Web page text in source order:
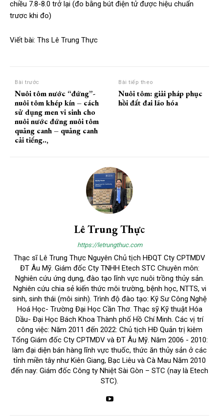
chiều 7.8-8.0 trở lại (đo bằng bút điện tử được hiệu chuẩn
trươc khi đo)
Viết bài: Ths Lê Trung Thực
Bài trước
Nuôi tôm nước “đứng”-
nuôi tôm khép kín – cách
sử dụng men vi sinh cho
nuôi nước đứng nuôi tôm
quảng canh – quảng canh
cải tiếng..,
Bài tiếp theo
Nuôi tôm: giải pháp phục
hồi đất đai lão hóa
Lê Trung Thực
https://letrungthuc.com
Thạc sĩ Lê Trung Thực Nguyên Chủ tịch HĐQT Cty CPTMDV
ĐT Âu Mỹ. Giám đốc Cty TNHH Etech STC Chuyên môn:
Nghiên cứu ứng dụng, đào tạo lĩnh vực nuôi trồng thủy sản.
Nghiên cứu chia sẻ kiến thức môi trường, bệnh học, NTTS, vi
sinh, sinh thái (môi sinh). Trình độ đào tạo: Kỹ Sư Công Nghệ
Hoá Học- Trường Đại Học Cần Thơ. Thạc sỹ Kỹ thuật Hóa
Dầu- Đại Học Bách Khoa Thành phố Hồ Chí Minh. Các vị trí
công việc: Năm 2011 đến 2022: Chủ tịch HĐ Quản trị kiêm
Tổng Giám đốc Cty CPTMDV và ĐT Âu Mỹ. Năm 2006 - 2010:
làm đại diện bán hàng lĩnh vực thuốc, thức ăn thủy sản ở các
tỉnh miền tây như Kiên Giang, Bạc Liêu và Cà Mau Năm 2010
đến nay: Giám đốc Công ty Nhiệt Sài Gòn – STC (nay là Etech
STC).